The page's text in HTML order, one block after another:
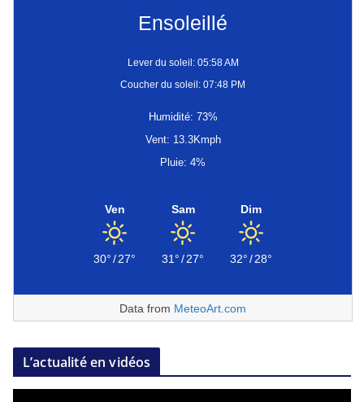
Ensoleillé
Lever du soleil: 05:58 AM
Coucher du soleil: 07:48 PM
Humidité: 73%
Vent: 13.3Kmph
Pluie: 4%
Ven
30°/27°
Sam
31°/27°
Dim
32°/28°
Data from MeteoArt.com
L’actualité en vidéos